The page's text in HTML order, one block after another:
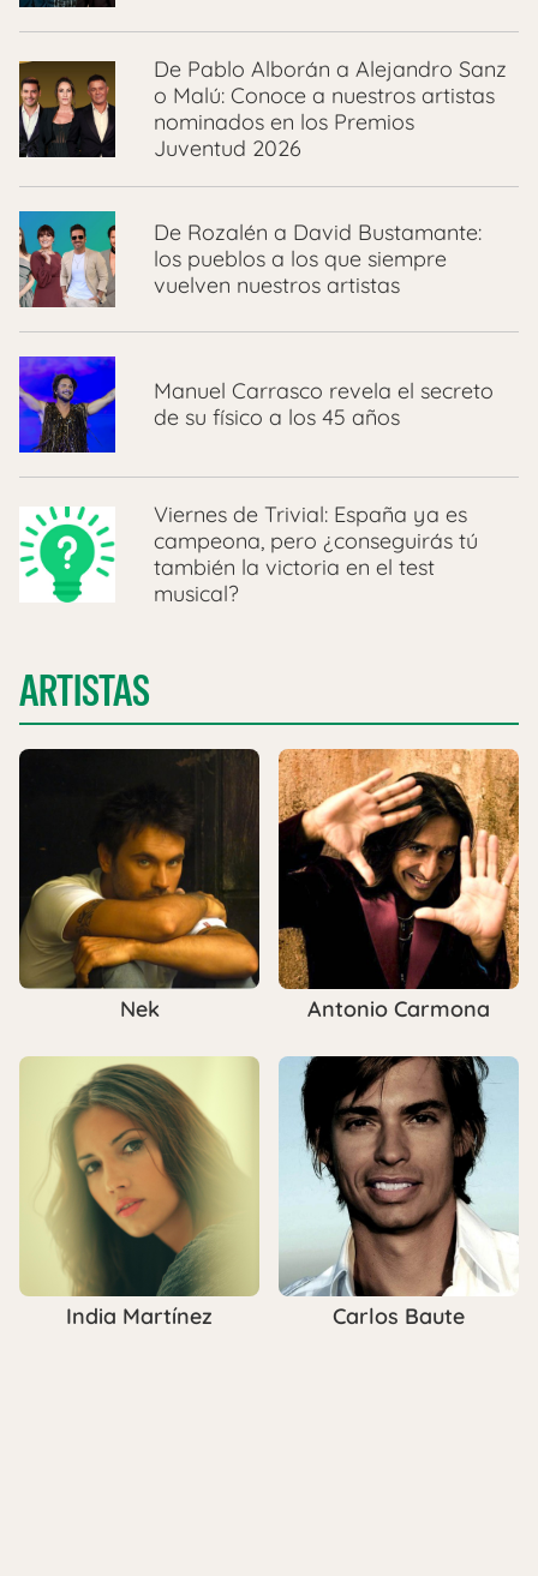
De Pablo Alborán a Alejandro Sanz
o Malú: Conoce a nuestros artistas
nominados en los Premios
Juventud 2026
De Rozalén a David Bustamante:
los pueblos a los que siempre
vuelven nuestros artistas
Manuel Carrasco revela el secreto
de su físico a los 45 años
Viernes de Trivial: España ya es
campeona, pero ¿conseguirás tú
también la victoria en el test
musical?
ARTISTAS
Nek Antonio Carmona
India Martínez Carlos Baute